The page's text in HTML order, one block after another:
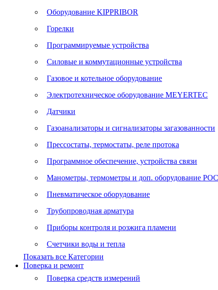
Оборудование KIPPRIBOR
Горелки
Программируемые устройства
Силовые и коммутационные устройства
Газовое и котельное оборудование
Электротехническое оборудование MEYERTEC
Датчики
Газоанализаторы и сигнализаторы загазованности
Прессостаты, термостаты, реле протока
Программное обеспечение, устройства связи
Манометры, термометры и доп. оборудование
Пневматическое оборудование
Трубопроводная арматура
Приборы контроля и розжига пламени
Счетчики воды и тепла
Показать все Категории
Поверка и ремонт
Поверка средств измерений